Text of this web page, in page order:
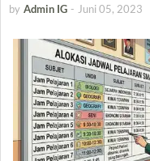
by Admin IG - Juni 05, 2023